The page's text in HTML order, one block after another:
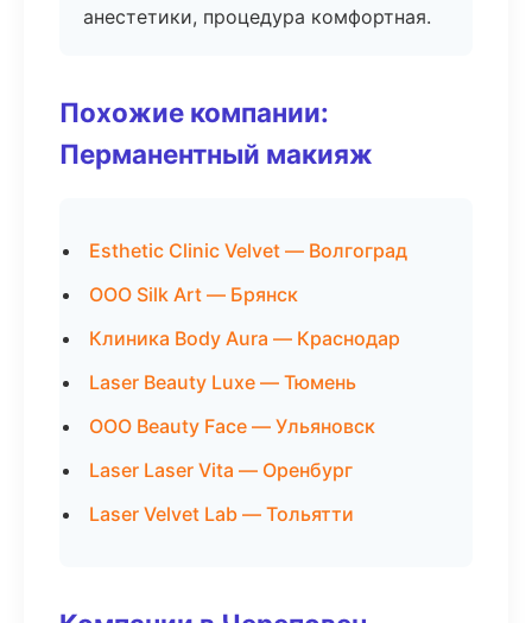
анестетики, процедура комфортная.
Похожие компании:
Перманентный макияж
Esthetic Clinic Velvet — Волгоград
ООО Silk Art — Брянск
Клиника Body Aura — Краснодар
Laser Beauty Luxe — Тюмень
ООО Beauty Face — Ульяновск
Laser Laser Vita — Оренбург
Laser Velvet Lab — Тольятти